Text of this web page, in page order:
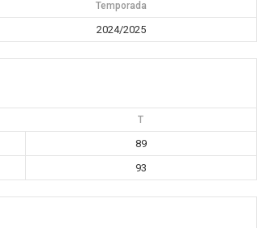
Temporada
2024/2025
T
89
93